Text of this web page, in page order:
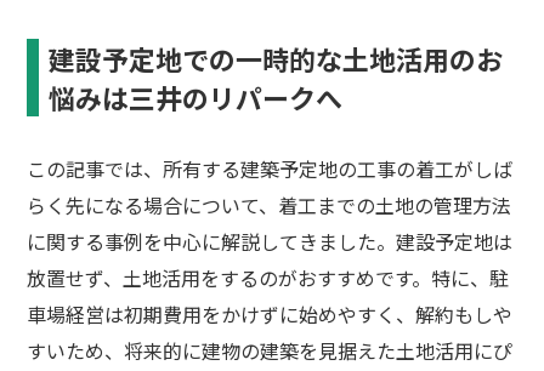
建設予定地での一時的な土地活用のお
悩みは三井のリパークへ
この記事では、所有する建築予定地の工事の着工がしば
らく先になる場合について、着工までの土地の管理方法
に関する事例を中心に解説してきました。建設予定地は
放置せず、土地活用をするのがおすすめです。特に、駐
車場経営は初期費用をかけずに始めやすく、解約もしや
すいため、将来的に建物の建築を見据えた土地活用にぴ